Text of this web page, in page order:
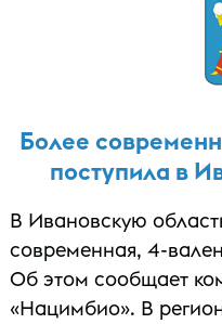
Более
поступила в
В Ивановскую
современная, 4-
Об этом сообщает
«Нацимбио». В